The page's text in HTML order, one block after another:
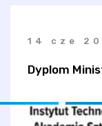
14 cze
Dyplom